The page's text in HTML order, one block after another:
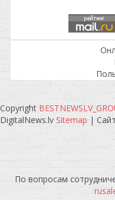
Copyright
DigitalNews.lv Sitemap |
По вопросам